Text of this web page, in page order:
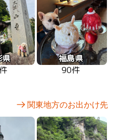
県
福島県
90件
関東地方のお出かけ先